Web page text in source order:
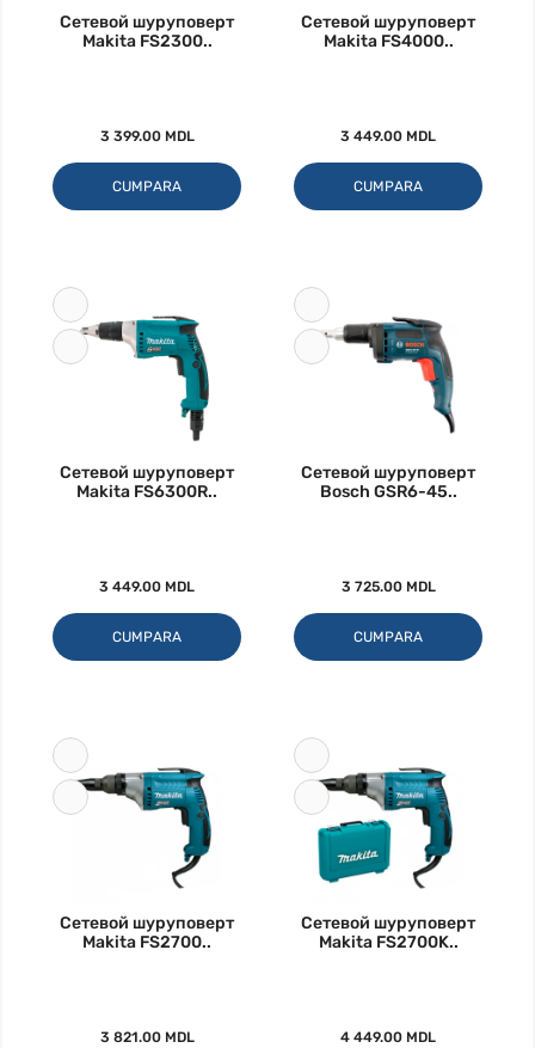
Сетевой шуруповерт
Makita FS2300..
3 399.00 MDL
CUMPARA
Сетевой шуруповерт
Makita FS4000..
3 449.00 MDL
CUMPARA
Сетевой шуруповерт
Makita FS6300R..
3 449.00 MDL
CUMPARA
Сетевой шуруповерт
Bosch GSR6-45..
3 725.00 MDL
CUMPARA
Сетевой шуруповерт
Makita FS2700..
3 821.00 MDL
Сетевой шуруповерт
Makita FS2700K..
4 449.00 MDL